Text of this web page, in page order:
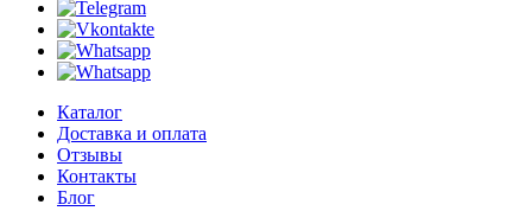
Каталог
Доставка и оплата
Отзывы
Контакты
Блог